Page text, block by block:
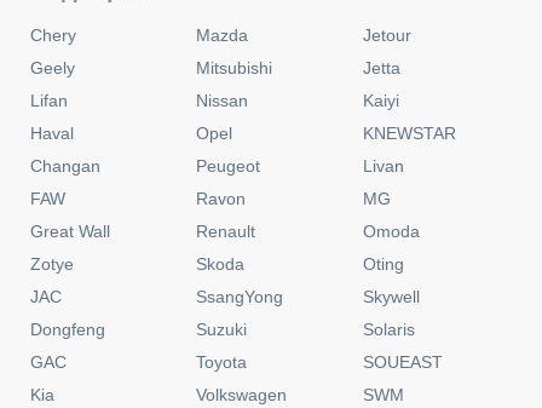
Chery
Geely
Lifan
Haval
Changan
FAW
Great Wall
Zotye
JAC
Dongfeng
GAC
Kia
Mazda
Mitsubishi
Nissan
Opel
Peugeot
Ravon
Renault
Skoda
SsangYong
Suzuki
Toyota
Volkswagen
Jetour
Jetta
Kaiyi
KNEWSTAR
Livan
MG
Omoda
Oting
Skywell
Solaris
SOUEAST
SWM